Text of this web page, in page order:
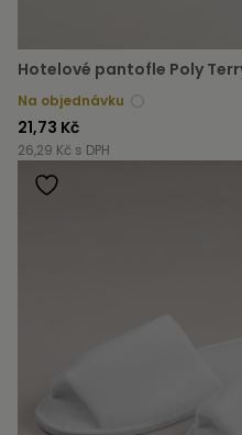
Hotelové pantofle Poly
Na objednávku
21,73 Kč
26,29 Kč s DPH